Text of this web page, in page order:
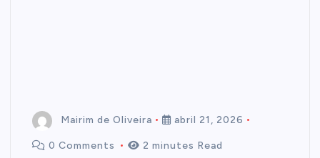
Mairim de Oliveira abril 21, 2026
0 Comments 2 minutes Read